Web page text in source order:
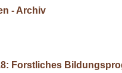
- Archiv
Forstliches